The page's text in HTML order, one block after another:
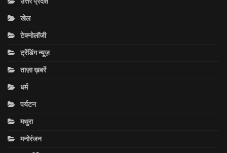
खेल
टेक्नोलॉजी
ट्रेंडिंग न्यूज़
ताज़ा ख़बरें
धर्म
पर्यटन
मथुरा
मनोरंजन